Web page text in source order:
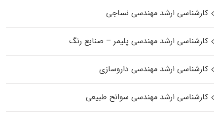
کارشناسی ارشد مهندسی نساجی
کارشناسی ارشد مهندسی پلیمر – صنایع رنگ
کارشناسی ارشد مهندسی داروسازی
کارشناسی ارشد مهندسی سوانح طبیعی